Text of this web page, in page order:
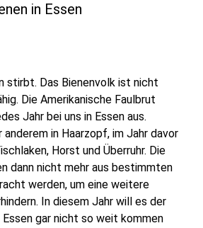
in Essen
stirbt. Das Bienenvolk ist nicht
Die Amerikanische Faulbrut
Jahr bei uns in Essen aus.
in Haarzopf, im Jahr davor
Horst und Überruhr. Die
dann nicht mehr aus bestimmten
werden, um eine weitere
In diesem Jahr will es der
Essen gar nicht so weit kommen